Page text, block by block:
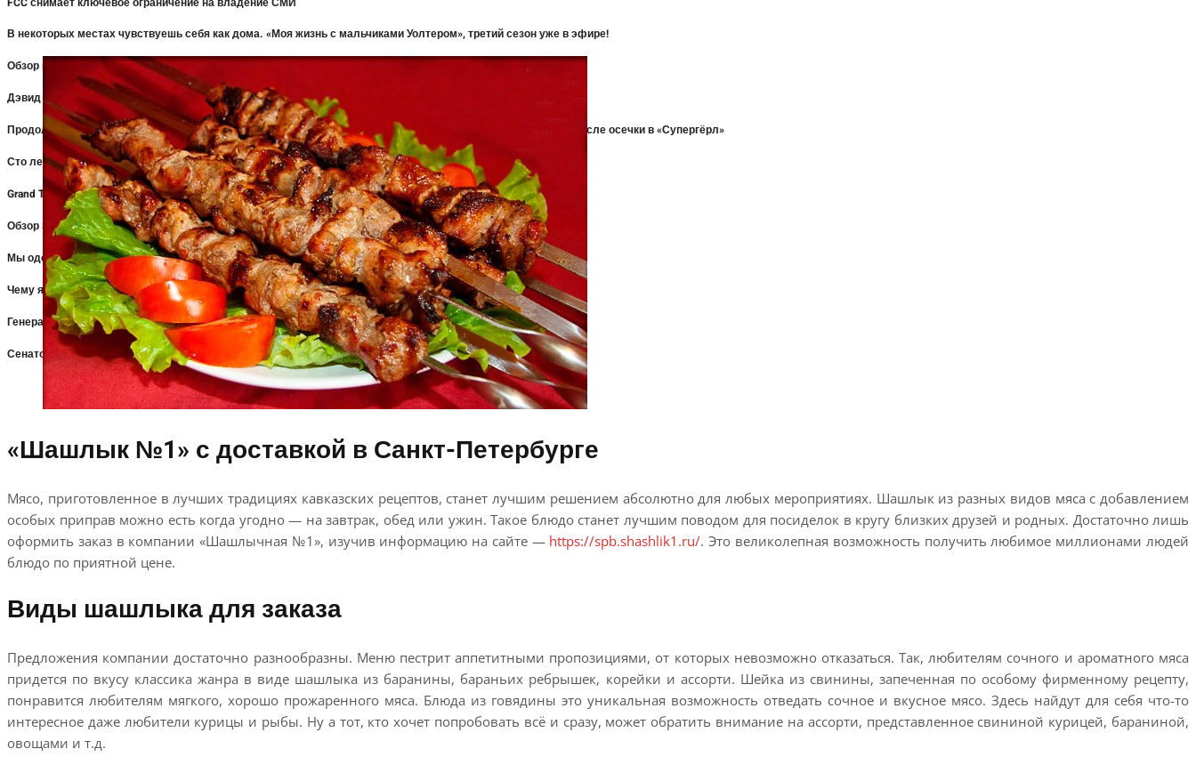
В некоторых местах чувствуешь себя как дома. «Моя жизнь с мальчиками Уолтером», третий сезон уже в эфире!
Обзор подросткового секса и смерти в лагере «Миазма»: «перезагрузка» слэшера, сделанная с любовью
Дэвид Заслав говорит, что сотрудники ВБД работают очень усердно, несмотря на неопределенность
Продолжение «Супермена» выглядит «потрясающе», говорит Дэвид Заслав; Стратегия DC не изменилась после осечки в «Супергёрл»
Сто лет одиночества | Резюме части первой | Нетфликс
Grand Theft Auto VI: расширенный взгляд
Обзор Super Troopers 3: глупый возврат, который вызывает сильный смех на фоне устаревшей комедии
Мы одобрили эти кроссовки и кроссовки для бега — теперь в Zappos на них действуют скидки до 33 %
Чему я научился у этого легендарного наставника, который помог мне сбросить 46 фунтов за 4 месяца
Генеральный директор Regal Cinemas выступает за слияние Paramount и WBD
Сенатор-республиканец предупредил представителя FCC о проверке сетевого контента
«Шашлык №1» с доставкой в Санкт-Петербурге
Мясо, приготовленное в лучших традициях кавказских рецептов, станет лучшим решением абсолютно для любых мероприятиях. Шашлык из разных видов мяса с добавлением
особых приправ можно есть когда угодно — на завтрак, обед или ужин. Такое блюдо станет лучшим поводом для посиделок в кругу близких друзей и родных. Достаточно лишь
оформить заказ в компании «Шашлычная №1», изучив информацию на сайте — https://spb.shashlik1.ru/. Это великолепная возможность получить любимое миллионами людей
блюдо по приятной цене.
Виды шашлыка для заказа
Предложения компании достаточно разнообразны. Меню пестрит аппетитными пропозициями, от которых невозможно отказаться. Так, любителям сочного и ароматного мяса
придется по вкусу классика жанра в виде шашлыка из баранины, бараньих ребрышек, корейки и ассорти. Шейка из свинины, запеченная по особому фирменному рецепту,
понравится любителям мягкого, хорошо прожаренного мяса. Блюда из говядины это уникальная возможность отведать сочное и вкусное мясо. Здесь найдут для себя что-то
интересное даже любители курицы и рыбы. Ну а тот, кто хочет попробовать всё и сразу, может обратить внимание на ассорти, представленное свининой курицей, бараниной,
овощами и т.д.